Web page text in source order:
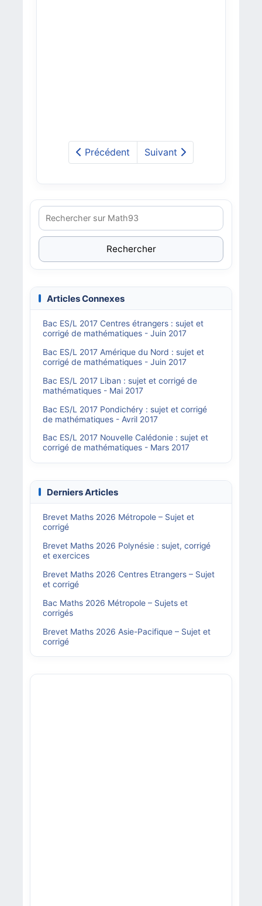
Précédent Suivant
Rechercher
Articles Connexes
Bac ES/L 2017 Centres étrangers : sujet et
corrigé de mathématiques - Juin 2017
Bac ES/L 2017 Amérique du Nord : sujet et
corrigé de mathématiques - Juin 2017
Bac ES/L 2017 Liban : sujet et corrigé de
mathématiques - Mai 2017
Bac ES/L 2017 Pondichéry : sujet et corrigé
de mathématiques - Avril 2017
Bac ES/L 2017 Nouvelle Calédonie : sujet et
corrigé de mathématiques - Mars 2017
Derniers Articles
Brevet Maths 2026 Métropole – Sujet et
corrigé
Brevet Maths 2026 Polynésie : sujet, corrigé
et exercices
Brevet Maths 2026 Centres Etrangers – Sujet
et corrigé
Bac Maths 2026 Métropole – Sujets et
corrigés
Brevet Maths 2026 Asie-Pacifique – Sujet et
corrigé